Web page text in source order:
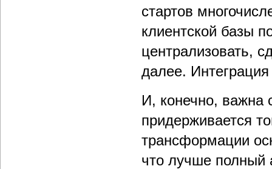
стартов
клиентской базы
централизовать,
далее.
И, конечно, важна
придерживается
трансформации
что лучше полный